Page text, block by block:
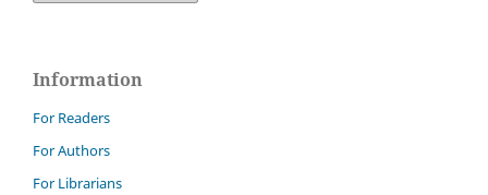
Information
For Readers
For Authors
For Librarians